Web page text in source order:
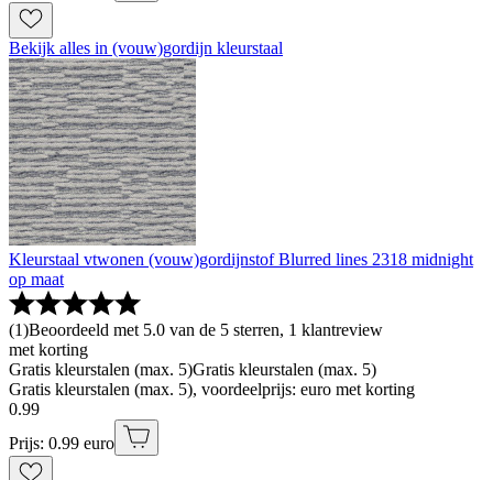
Bekijk alles in (vouw)gordijn kleurstaal
Kleurstaal vtwonen (vouw)gordijnstof Blurred lines 2318 midnight
op maat
(1)Beoordeeld met 5.0 van de 5 sterren, 1 klantreview
met korting
Gratis kleurstalen (max. 5)Gratis kleurstalen (max. 5)
Gratis kleurstalen (max. 5), voordeelprijs: euro met korting
0.99
Prijs: 0.99 euro